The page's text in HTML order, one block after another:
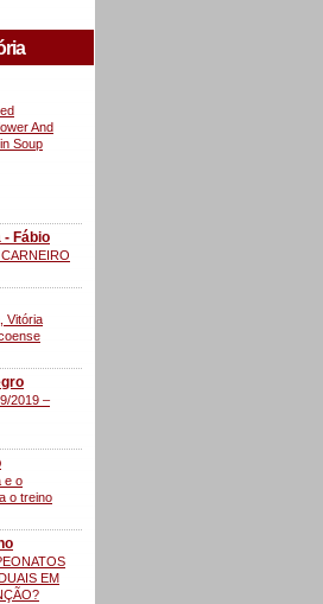
And
Soup
- Fábio
Vitória
2019 –
e o
o treino
EM